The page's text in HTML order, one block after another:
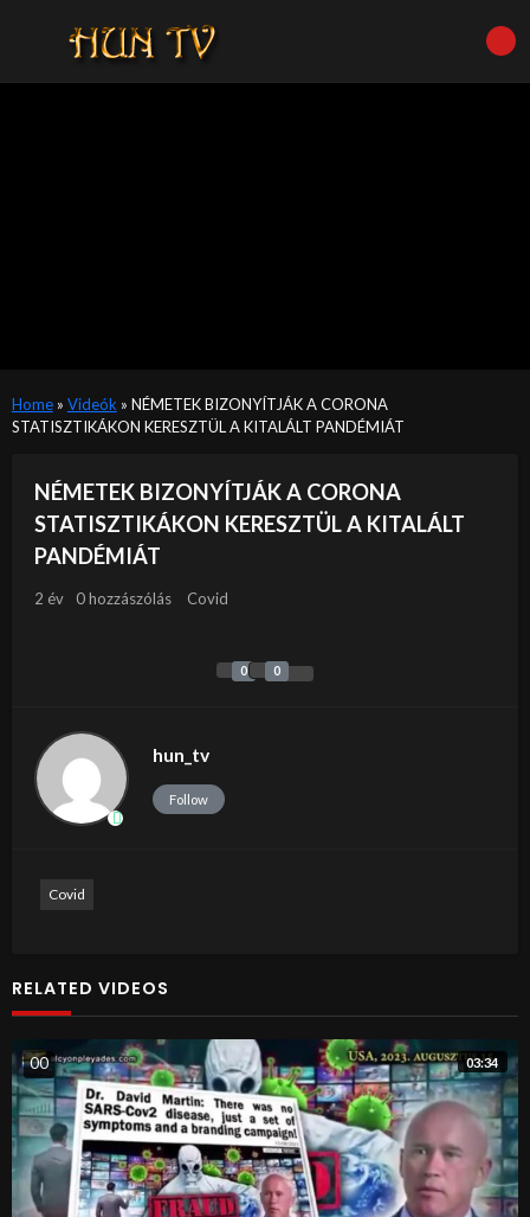
Home» Videók » NÉMETEK BIZONYÍTJÁK A CORONA
STATISZTIKÁKON KERESZTÜL A KITALÁLT PANDÉMIÁT
NÉMETEK BIZONYÍTJÁK A CORONA
STATISZTIKÁKON KERESZTÜL A KITALÁLT
PANDÉMIÁT
2 év 0 hozzászólás Covid
0 0
hun_tv
Follow
Covid
RELATED VIDEOS
03:34
00